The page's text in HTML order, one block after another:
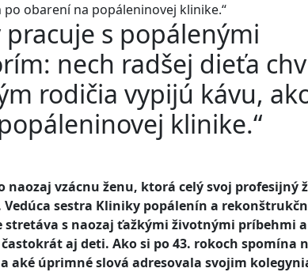
obarení na popáleninovej klinike.“
s popálenými
nech radšej dieťa
rodičia vypijú kávu,
klinike.“
naozaj vzácnu ženu, ktorá celý svoj profesijný
sestra Kliniky popálenín a
stretáva s naozaj ťažkými životnými príbehmi a
aj deti. Ako si po 43. rokoch spomína
aké úprimné slová adresovala svojim